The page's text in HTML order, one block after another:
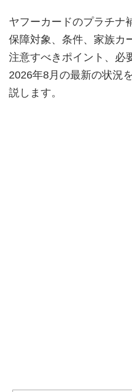
ヤフーカードのプラチナ
保障対象、条件、家族カ
注意すべきポイント、必
2026年8月の最新の状況
説します。